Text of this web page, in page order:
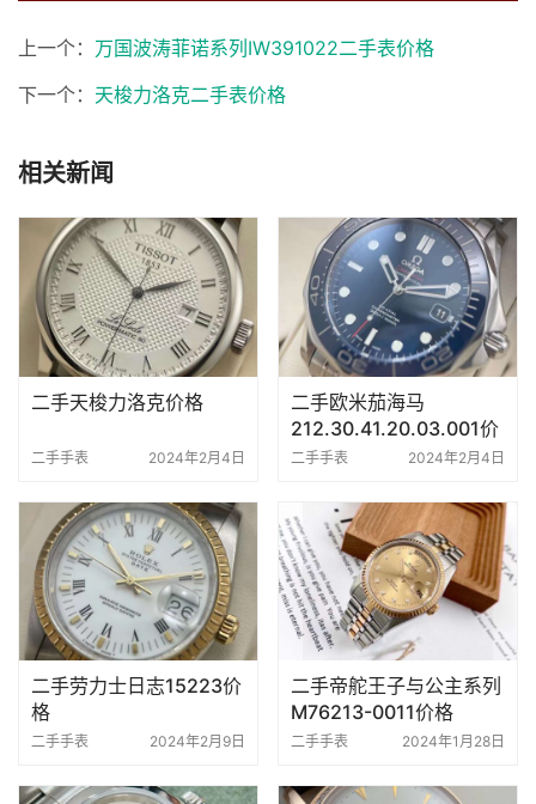
上一个： 万国波涛菲诺系列IW391022二手表价格
下一个： 天梭力洛克二手表价格
相关新闻
二手天梭力洛克价格
二手手表 2024年2月4日
二手欧米茄海马
212.30.41.20.03.001价
格
二手手表 2024年2月4日
二手劳力士日志15223价
格
二手手表 2024年2月9日
二手帝舵王子与公主系列
M76213-0011价格
二手手表 2024年1月28日